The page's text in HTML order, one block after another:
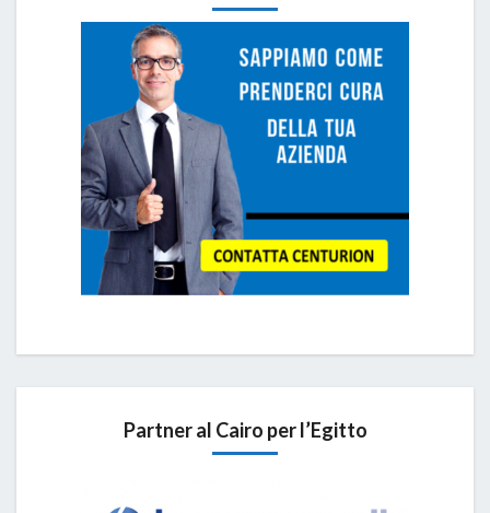
Partner al Cairo per l’Egitto